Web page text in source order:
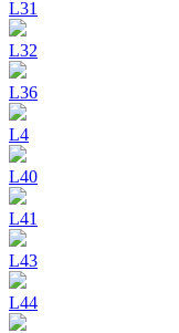
L31
L32
L36
L4
L40
L41
L43
L44